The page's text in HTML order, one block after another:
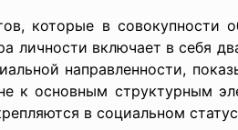
которые в совокупности
личности включает в себя
направленности,
к основным структурным
в социальном